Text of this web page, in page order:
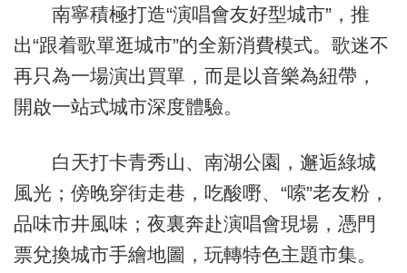
南寧積極打造“演唱會友好型城市”，推
出“跟着歌單逛城市”的全新消費模式。歌迷不
再只為一場演出買單，而是以音樂為紐帶，
開啟一站式城市深度體驗。
白天打卡青秀山、南湖公園，邂逅綠城
風光；傍晚穿街走巷，吃酸嘢、“嗦”老友粉，
品味市井風味；夜裏奔赴演唱會現場，憑門
票兌換城市手繪地圖，玩轉特色主題市集。